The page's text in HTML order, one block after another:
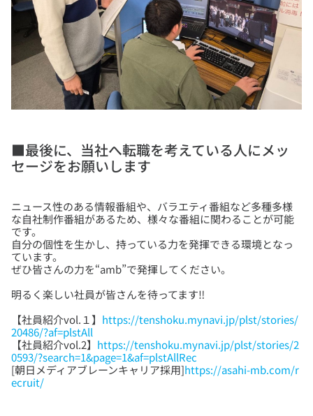
■最後に、当社へ転職を考えている人にメッ
セージをお願いします
ニュース性のある情報番組や、バラエティ番組など多種多様
な自社制作番組があるため、様々な番組に関わることが可能
です。
自分の個性を生かし、持っている力を発揮できる環境となっ
ています。
【社員紹介vol.１】 https://tenshoku.mynavi.jp/plst/stories/
20486/?af=plstAll
【社員紹介vol.2】 https://tenshoku.mynavi.jp/plst/stories/2
0593/?search=1&page=1&af=plstAllRec
[朝日メディアブレーンキャリア採用]https://asahi-mb.com/r
ecruit/